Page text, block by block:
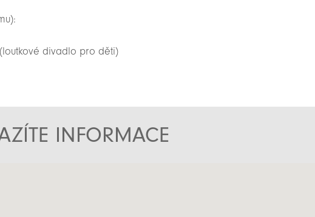
divadlo pro děti)
INFORMACE